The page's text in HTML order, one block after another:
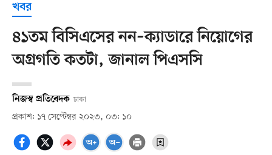
খবর
৪১তম বিসিএসের নন–ক্যাডারে নিয়োগের
অগ্রগতি কতটা, জানাল পিএসসি
নিজস্ব প্রতিবেদক ঢাকা
প্রকাশ: ১৭ সেপ্টেম্বর ২০২৩, ০৩: ১০